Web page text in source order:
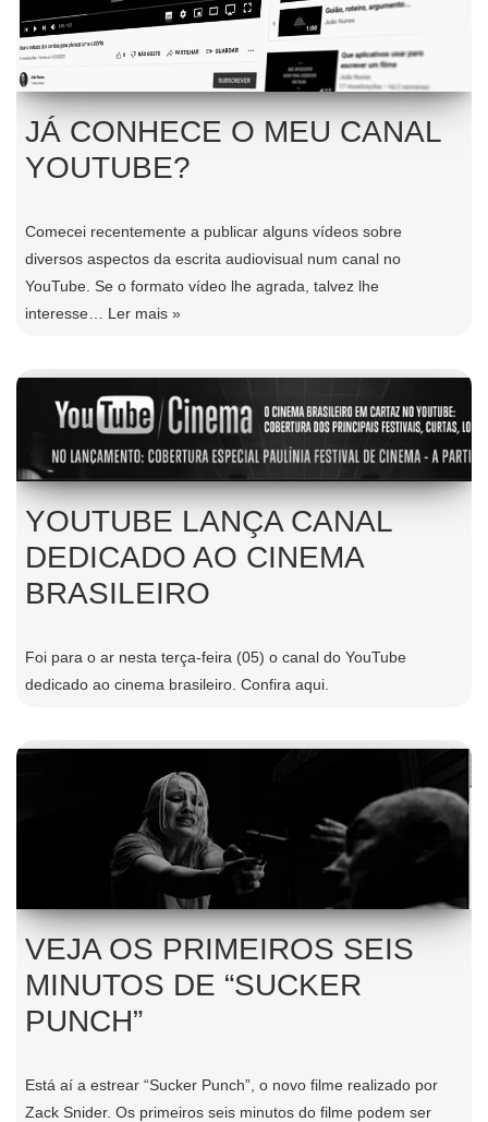
JÁ CONHECE O MEU CANAL
YOUTUBE?
Comecei recentemente a publicar alguns vídeos sobre
diversos aspectos da escrita audiovisual num canal no
YouTube. Se o formato vídeo lhe agrada, talvez lhe
interesse… Ler mais »
YOUTUBE LANÇA CANAL
DEDICADO AO CINEMA
BRASILEIRO
Foi para o ar nesta terça-feira (05) o canal do YouTube
dedicado ao cinema brasileiro. Confira aqui.
VEJA OS PRIMEIROS SEIS
MINUTOS DE “SUCKER
PUNCH”
Está aí a estrear “Sucker Punch”, o novo filme realizado por
Zack Snider. Os primeiros seis minutos do filme podem ser